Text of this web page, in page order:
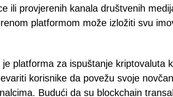
ili provjerenih kanala društvenih
platformom može izložiti svu
platforma za ispuštanje kriptovaluta
korisnike da povežu svoje
Budući da su blockchain